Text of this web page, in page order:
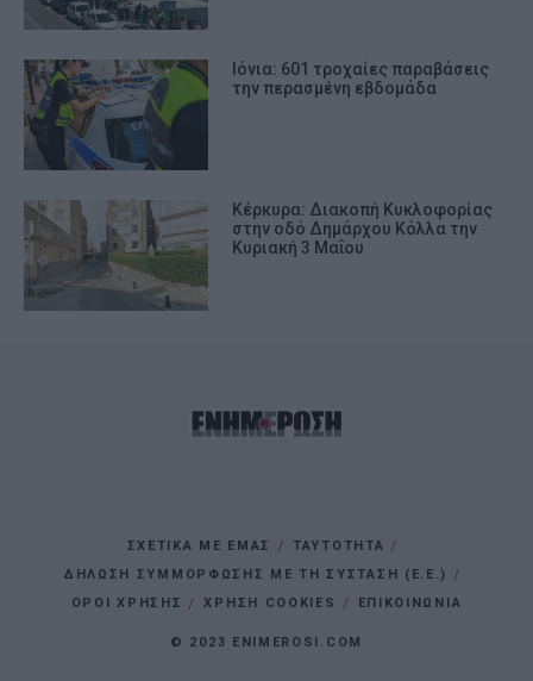
Ιόνια: 601 τροχαίες παραβάσεις
την περασμένη εβδομάδα
Κέρκυρα: Διακοπή Κυκλοφορίας
στην οδό Δημάρχου Κόλλα την
Κυριακή 3 Μαΐου
ΣΧΕΤΙΚΑ ΜΕ ΕΜΑΣ
ΤΑΥΤΟΤΗΤΑ
ΔΗΛΩΣΗ ΣΥΜΜΟΡΦΩΣΗΣ ΜΕ ΤΗ ΣΥΣΤΑΣΗ (Ε.Ε.)
ΌΡΟΙ ΧΡΗΣΗΣ
ΧΡΗΣΗ COOKIES ΕΠΙΚΟΙΝΩΝΙΑ
© 2023 ENIMEROSI.COM